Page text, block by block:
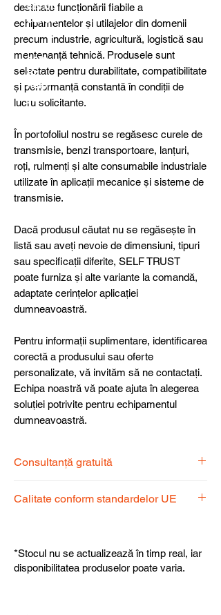
destinate funcționării fiabile a
echipamentelor și utilajelor din domenii
precum industrie, agricultură, logistică sau
mentenanță tehnică. Produsele sunt
selectate pentru durabilitate, compatibilitate
și performanță constantă în condiții de
lucru solicitante.
În portofoliul nostru se regăsesc curele de
transmisie, benzi transportoare, lanțuri,
roți, rulmenți și alte consumabile industriale
utilizate în aplicații mecanice și sisteme de
transmisie.
Dacă produsul căutat nu se regăsește în
listă sau aveți nevoie de dimensiuni, tipuri
sau specificații diferite, SELF TRUST
poate furniza și alte variante la comandă,
adaptate cerințelor aplicației
dumneavoastră.
Pentru informații suplimentare, identificarea
corectă a produsului sau oferte
personalizate, vă invităm să ne contactați.
Echipa noastră vă poate ajuta în alegerea
soluției potrivite pentru echipamentul
dumneavoastră.
Consultanță gratuită
dispoziție pentru a alege produsul
Calitate conform standardelor UE
fiabilitate și performanță superioară.
cts or
consu
ltancy
we are
here
to
help
*Stocul nu se actualizează în timp real, iar
disponibilitatea produselor poate varia.